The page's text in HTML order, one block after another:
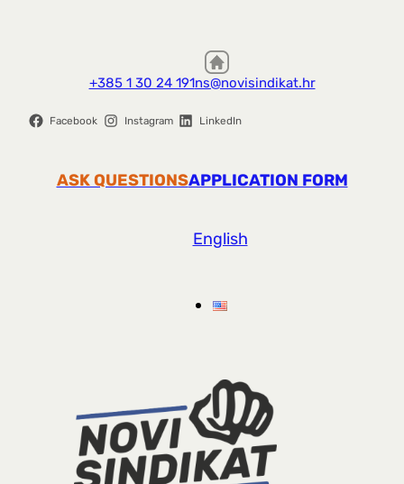
+385 1 30 24 191ns@novisindikat.hr
Facebook Instagram LinkedIn
ASK QUESTIONSAPPLICATION FORM
English